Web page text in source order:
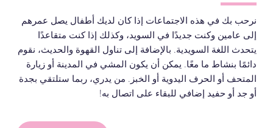
نرحب بك في هذه الاجتماعات إذا كان لديك أطفال يصل عمرهم
إلى عامين وكنت جديدًا في السويد، وكذلك إذا كنت متقاعدًا
يتحدث اللغة السويدية. بالإضافة إلى تناول القهوة والحديث، نقوم
دائمًا بنشاط ما معًا. يمكن أن يكون المشي في المدينة أو زيارة
المتحف أو الحرف اليدوية أو الخبز. من يدري، ربما ستلتقي بجدة
أو جد أو حفيد إضافي للبقاء على اتصال به!